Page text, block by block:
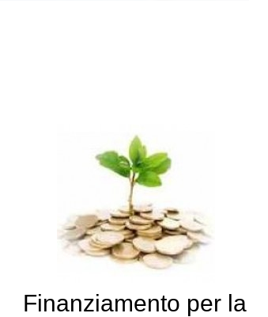
Finanziamento per la